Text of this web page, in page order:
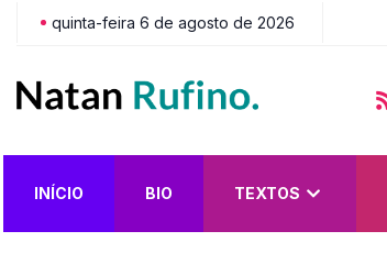
quinta-feira 6 de agosto de 2026
INÍCIO BIO TEXTOS